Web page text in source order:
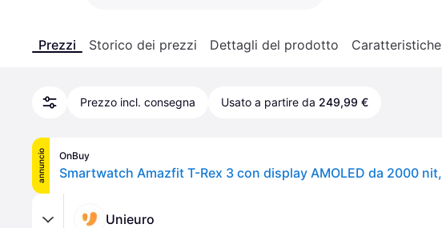
Prezzi Storico dei prezzi Dettagli del prodotto Caratteristiche
Prezzo incl. consegna Usato a partire da 249,99 €
annuncio OnBuy
Unieuro